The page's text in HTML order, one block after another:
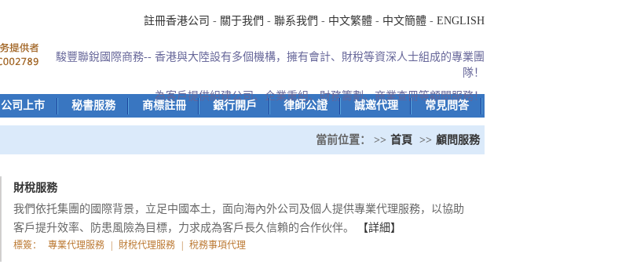
註冊香港公司 - 關于我們 - 聯系我們 - 中文繁體- 中文簡體- ENGLISH
駿豐聯銳國際商務-- 香港與大陸設有多個機構，擁有會計、財稅等資深人士組成的專業團
隊！
為客戶提供組建公司、企業重組、財務籌劃、商業查冊等顧問服務！
公司上市 秘書服務 商標註冊 銀行開戶 律師公證 誠邀代理 常見問答
當前位置： >> 首頁 >> 顧問服務
財稅服務
我們依托集團的國際背景，立足中國本土，面向海內外公司及個人提供專業代理服務，以協助
客戶提升效率、防患風險為目標，力求成為客戶長久信賴的合作伙伴。
【詳細】
標簽： 專業代理服務 財稅代理服務 稅務事項代理